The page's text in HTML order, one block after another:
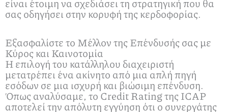
είναι έτοιμη να σχεδιάσει τη στρατηγική που θα
σας οδηγήσει στην κορυφή της κερδοφορίας.
Εξασφαλίστε το Μέλλον της Επένδυσής σας με
Κύρος και Καινοτομία
Η επιλογή του κατάλληλου διαχειριστή
μετατρέπει ένα ακίνητο από μια απλή πηγή
εσόδων σε μια ισχυρή και βιώσιμη επένδυση.
Όπως αναλύσαμε, το Credit Rating της ICAP
αποτελεί την απόλυτη εγγύηση ότι ο συνεργάτης